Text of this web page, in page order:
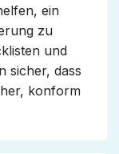
ein
zu
und
sicher, dass
konform